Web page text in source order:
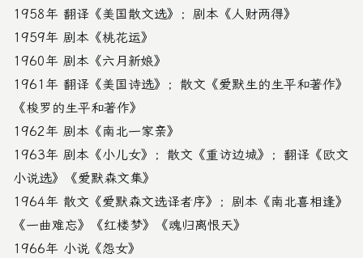
1958年 翻译《美国散文选》；剧本《人财两得》
1959年 剧本《桃花运》
1960年 剧本《六月新娘》
1961年 翻译《美国诗选》；散文《爱默生的生平和著作》
《梭罗的生平和著作》
1962年 剧本《南北一家亲》
1963年 剧本《小儿女》；散文《重访边城》；翻译《欧文
小说选》《爱默森文集》
1964年 散文《爱默森文选译者序》；剧本《南北喜相逢》
《一曲难忘》《红楼梦》《魂归离恨天》
1966年 小说《怨女》